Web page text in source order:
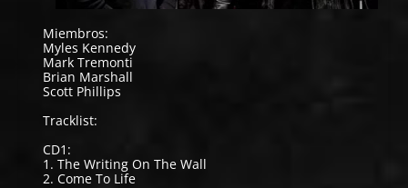
Miembros:
Myles Kennedy
Mark Tremonti
Brian Marshall
Scott Phillips
Tracklist:
CD1:
1. The Writing On The Wall
2. Come To Life